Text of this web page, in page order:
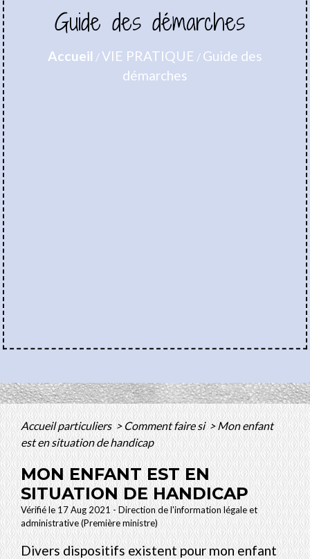
Guide des démarches
Accueil /VIE PRATIQUE / Guide des
démarches
Accueil particuliers >Comment faire si>Mon enfant
est en situation de handicap
MON ENFANT EST EN
SITUATION DE HANDICAP
Vérifié le 17 Aug 2021 - Direction de l'information légale et
administrative (Première ministre)
Divers dispositifs existent pour mon enfant